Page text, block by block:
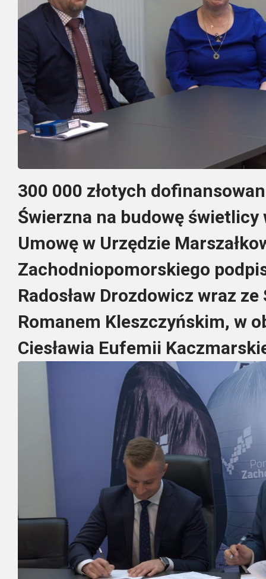
300 000 złotych
Świerzna na budowę świetlicy
Umowę w Urzędzie
Zachodniopomorskiego
Radosław Drozdowicz wraz
Romanem Kleszczyńskim, w
Ciesławia Eufemii